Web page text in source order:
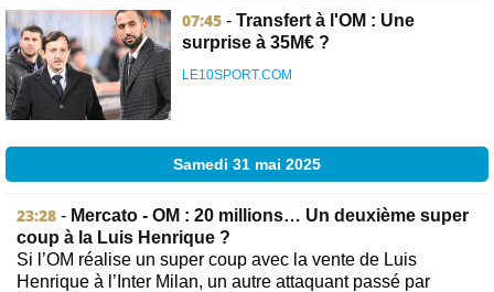
07:45 - Transfert à l'OM : Une
surprise à 35M€ ?
LE10SPORT.COM
Samedi 31 mai 2025
23:28 - Mercato - OM : 20 millions… Un deuxième super
coup à la Luis Henrique ?
Si l’OM réalise un super coup avec la vente de Luis
Henrique à l’Inter Milan, un autre attaquant passé par